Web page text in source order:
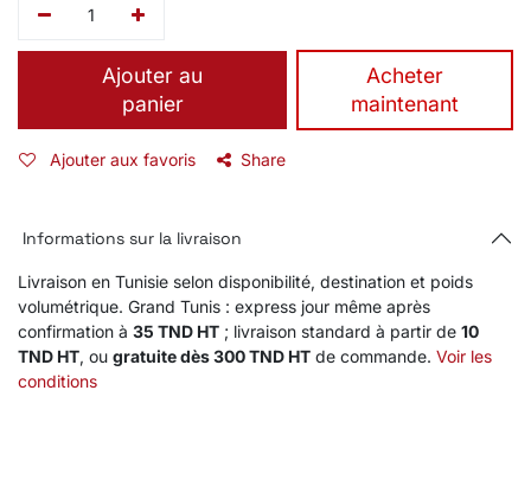
Ajouter au
panier
​Acheter
maintenant
Ajouter aux favoris Share
Informations sur la livraison
Livraison en Tunisie selon disponibilité, destination et poids
volumétrique. Grand Tunis : express jour même après
confirmation à 35 TND HT ; livraison standard à partir de 10
TND HT, ou gratuite dès 300 TND HT de commande. Voir les
conditions